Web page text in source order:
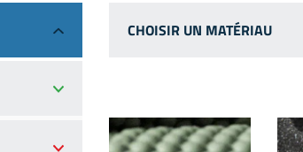
CHOISIR UN MATÉRIAU